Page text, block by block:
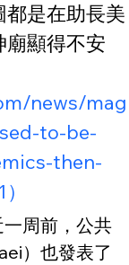
是在助長美
廟顯得不安
news/mag
to-be-
then-
周前，公共
）也發表了